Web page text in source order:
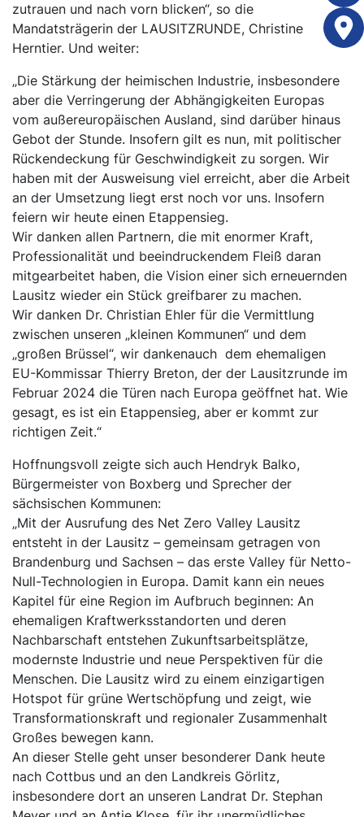
zutrauen und nach vorn blicken“, so die
Mandatsträgerin der LAUSITZRUNDE, Christine
Herntier. Und weiter:
„Die Stärkung der heimischen Industrie, insbesondere
aber die Verringerung der Abhängigkeiten Europas
vom außereuropäischen Ausland, sind darüber hinaus
Gebot der Stunde. Insofern gilt es nun, mit politischer
Rückendeckung für Geschwindigkeit zu sorgen. Wir
haben mit der Ausweisung viel erreicht, aber die Arbeit
an der Umsetzung liegt erst noch vor uns. Insofern
feiern wir heute einen Etappensieg.
Wir danken allen Partnern, die mit enormer Kraft,
Professionalität und beeindruckendem Fleiß daran
mitgearbeitet haben, die Vision einer sich erneuernden
Lausitz wieder ein Stück greifbarer zu machen.
Wir danken Dr. Christian Ehler für die Vermittlung
zwischen unseren „kleinen Kommunen“ und dem
„großen Brüssel“, wir dankenauch dem ehemaligen
EU-Kommissar Thierry Breton, der der Lausitzrunde im
Februar 2024 die Türen nach Europa geöffnet hat. Wie
gesagt, es ist ein Etappensieg, aber er kommt zur
richtigen Zeit.“
Hoffnungsvoll zeigte sich auch Hendryk Balko,
Bürgermeister von Boxberg und Sprecher der
sächsischen Kommunen:
„Mit der Ausrufung des Net Zero Valley Lausitz
entsteht in der Lausitz – gemeinsam getragen von
Brandenburg und Sachsen – das erste Valley für Netto-
Null-Technologien in Europa. Damit kann ein neues
Kapitel für eine Region im Aufbruch beginnen: An
ehemaligen Kraftwerksstandorten und deren
Nachbarschaft entstehen Zukunftsarbeitsplätze,
modernste Industrie und neue Perspektiven für die
Menschen. Die Lausitz wird zu einem einzigartigen
Hotspot für grüne Wertschöpfung und zeigt, wie
Transformationskraft und regionaler Zusammenhalt
Großes bewegen kann.
An dieser Stelle geht unser besonderer Dank heute
nach Cottbus und an den Landkreis Görlitz,
insbesondere dort an unseren Landrat Dr. Stephan